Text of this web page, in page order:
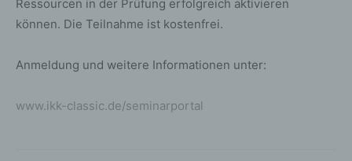
Ressourcen in der Prüfung erfolgreich aktivieren
können. Die Teilnahme ist kostenfrei.
Anmeldung und weitere Informationen unter:
www.ikk-classic.de/seminarportal